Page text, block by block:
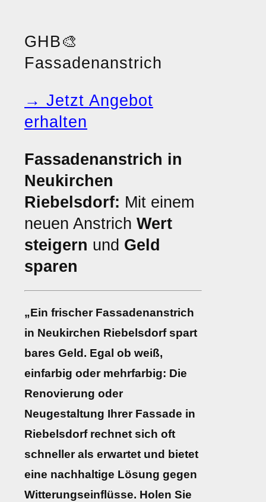
GHB🎨
Fassadenanstrich
→ Jetzt Angebot
erhalten
Fassadenanstrich in
Neukirchen
Riebelsdorf: Mit einem
neuen Anstrich Wert
steigern und Geld
sparen
„Ein frischer Fassadenanstrich
in Neukirchen Riebelsdorf spart
bares Geld. Egal ob weiß,
einfarbig oder mehrfarbig: Die
Renovierung oder
Neugestaltung Ihrer Fassade in
Riebelsdorf rechnet sich oft
schneller als erwartet und bietet
eine nachhaltige Lösung gegen
Witterungseinflüsse. Holen Sie